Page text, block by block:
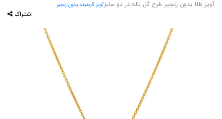
آویز طلا بدون زنجیر طرح گل لاله در دو سایزآویز گردنبند بدون زنجیر
اشتراک